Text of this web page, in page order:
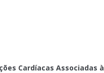
Cardíacas Associadas à